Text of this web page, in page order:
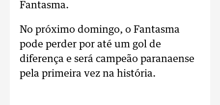
Fantasma.
No próximo domingo, o Fantasma
pode perder por até um gol de
diferença e será campeão paranaense
pela primeira vez na história.